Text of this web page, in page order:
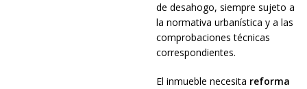
de desahogo, siempre sujeto a
la normativa urbanística y a las
comprobaciones técnicas
correspondientes.
El inmueble necesita reforma